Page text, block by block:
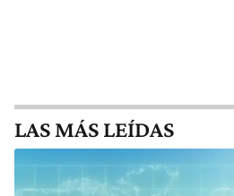
LAS MÁS LEÍDAS